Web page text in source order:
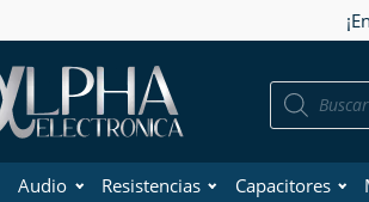
Búsqueda
Audio Resistencias Capacitores